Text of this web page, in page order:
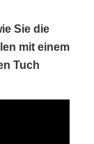
Sie die
mit einem
Tuch